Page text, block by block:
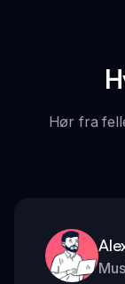
Hør fra